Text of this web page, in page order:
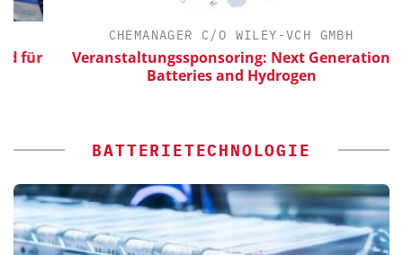
CHEMANAGER C/O WILEY-VCH GMBH
Veranstaltungssponsoring: Next Generation
Batteries and Hydrogen
BATTERIETECHNOLOGIE